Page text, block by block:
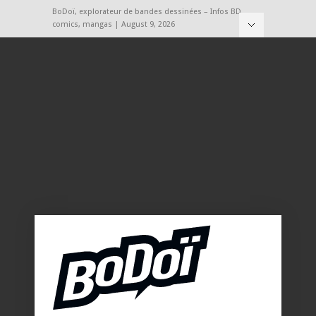
BoDoï, explorateur de bandes dessinées – Infos BD,
comics, mangas | August 9, 2026